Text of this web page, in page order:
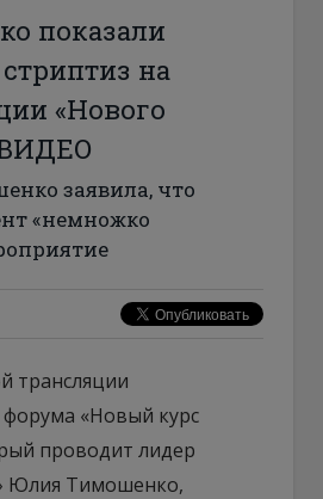
показали
на
«Нового
заявила, что
«немножко
трансляции
форума «Новый курс
проводит лидер
Юлия Тимошенко,